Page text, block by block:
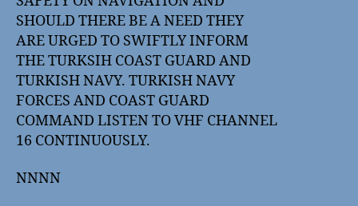
SHOULD THERE BE A NEED THEY
ARE URGED TO SWIFTLY INFORM
THE TURKSIH COAST GUARD AND
TURKISH NAVY. TURKISH NAVY
FORCES AND COAST GUARD
COMMAND LISTEN TO VHF CHANNEL
16 CONTINUOUSLY.
NNNN